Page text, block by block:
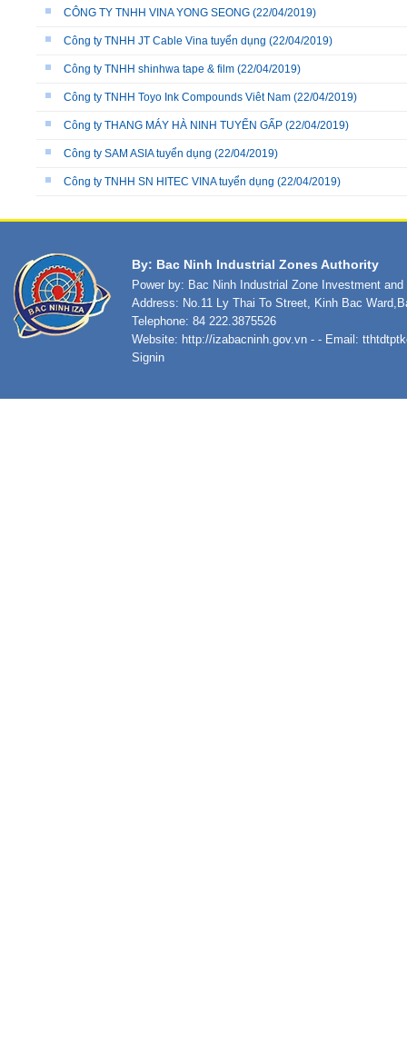
CÔNG TY TNHH VINA YONG SEONG (22/04/2019)
Công ty TNHH JT Cable Vina tuyển dụng (22/04/2019)
Công ty TNHH shinhwa tape & film (22/04/2019)
Công ty TNHH Toyo Ink Compounds Viêt Nam (22/04/2019)
Công ty THANG MÁY HÀ NINH TUYỂN GẤP (22/04/2019)
Công ty SAM ASIA tuyển dụng (22/04/2019)
Công ty TNHH SN HITEC VINA tuyển dụng (22/04/2019)
By: Bac Ninh Industrial Zones Authority
Power by: Bac Ninh Industrial Zone Investment
Address: No.11 Ly Thai To Street, Kinh Bac
Telephone: 84 222.3875526
Website: http://izabacninh.gov.vn - - Email:
Signin